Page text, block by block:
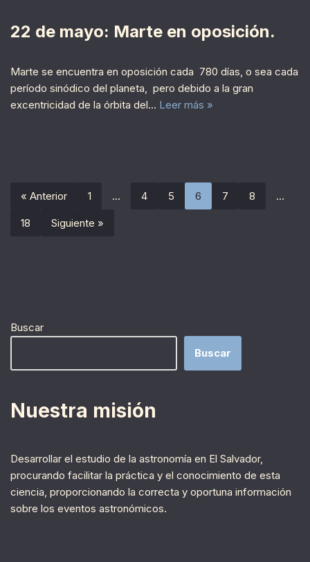
22 de mayo: Marte en oposición.
Marte se encuentra en oposición cada 780 días, o sea cada
período sinódico del planeta, pero debido a la gran
excentricidad de la órbita del… Leer más »
« Anterior 1 … 4 5 6 7 8 …
18 Siguiente »
Buscar
Buscar
Nuestra misión
Desarrollar el estudio de la astronomía en El Salvador,
procurando facilitar la práctica y el conocimiento de esta
ciencia, proporcionando la correcta y oportuna información
sobre los eventos astronómicos.